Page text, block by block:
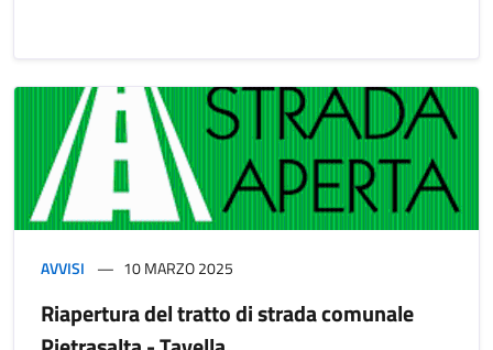
AVVISI 10 MARZO 2025
Riapertura del tratto di strada comunale